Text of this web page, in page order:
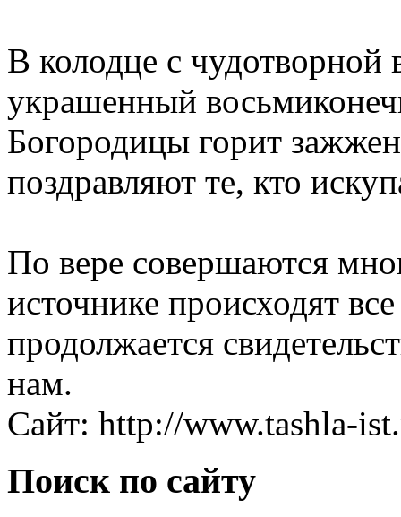
В колодце с чудотворной
украшенный
Богородицы горит
поздравляют те, кто
По вере совершаются
источнике происходят
продолжается
нам.
Сайт: http://www.tashla-
Поиск по сайту